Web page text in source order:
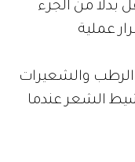
بدلاً من الجزء
عملية
والشعيرات
الشعر عندما